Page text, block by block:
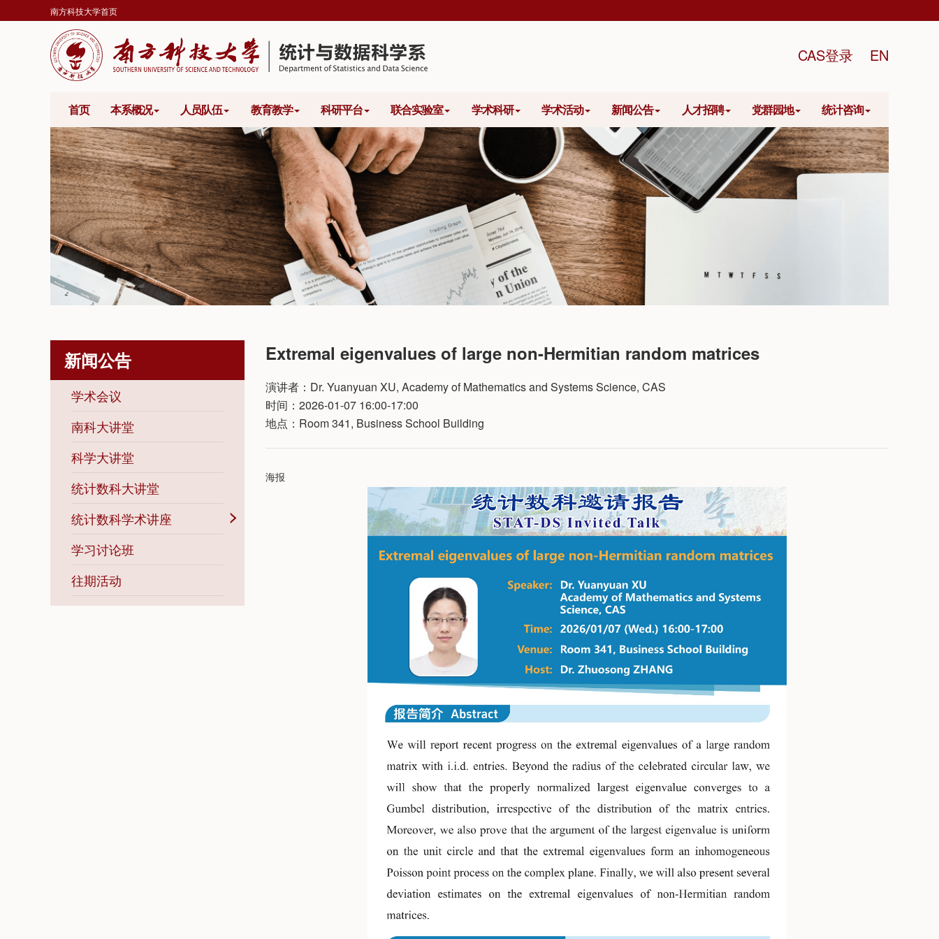
南方科技大学首页
CAS登录 EN
首页 本系概况 人员队伍 教育教学 科研平台 联合实验室 学术科研 学术活动 新闻公告 人才招聘 党群园地 统计咨询
新闻公告
学术会议
南科大讲堂
科学大讲堂
统计数科大讲堂
统计数科学术讲座
学习讨论班
往期活动
Extremal eigenvalues of large non-Hermitian random matrices
演讲者：Dr. Yuanyuan XU, Academy of Mathematics and Systems Science, CAS
时间：2026-01-07 16:00-17:00
地点：Room 341, Business School Building
海报